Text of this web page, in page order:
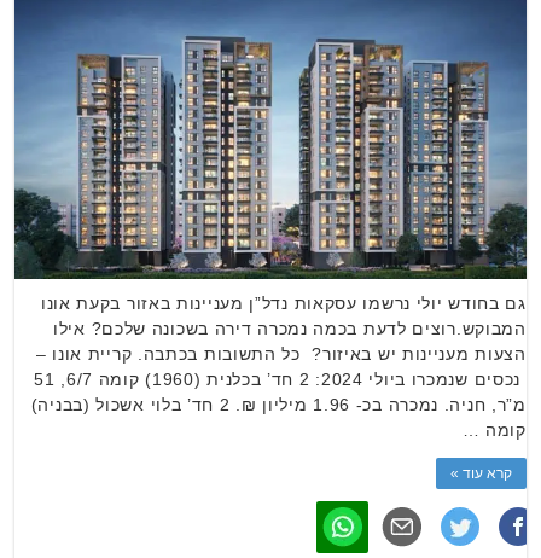
גם בחודש יולי נרשמו עסקאות נדל”ן מעניינות באזור בקעת אונו
המבוקש.רוצים לדעת בכמה נמכרה דירה בשכונה שלכם? אילו
הצעות מעניינות יש באיזור? כל התשובות בכתבה. קריית אונו –
נכסים שנמכרו ביולי 2024: 2 חד’ בכלנית (1960) קומה 6/7, 51
מ”ר, חניה. נמכרה בכ- 1.96 מיליון ₪. 2 חד’ בלוי אשכול (בבניה)
קומה …
קרא עוד »